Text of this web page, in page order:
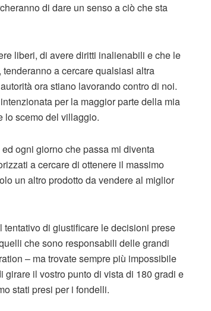
di dare un senso a ciò che sta
liberi, di avere diritti inalienabili e che le
a cercare qualsiasi altra
ora stiano lavorando contro di noi.
per la maggior parte della mia
lo scemo del villaggio.
ogni giorno che passa mi diventa
a cercare di ottenere il massimo
un altro prodotto da vendere al miglior
di giustificare le decisioni prese
che sono responsabili delle grandi
– ma trovate sempre più impossibile
il vostro punto di vista di 180 gradi e
stati presi per i fondelli.